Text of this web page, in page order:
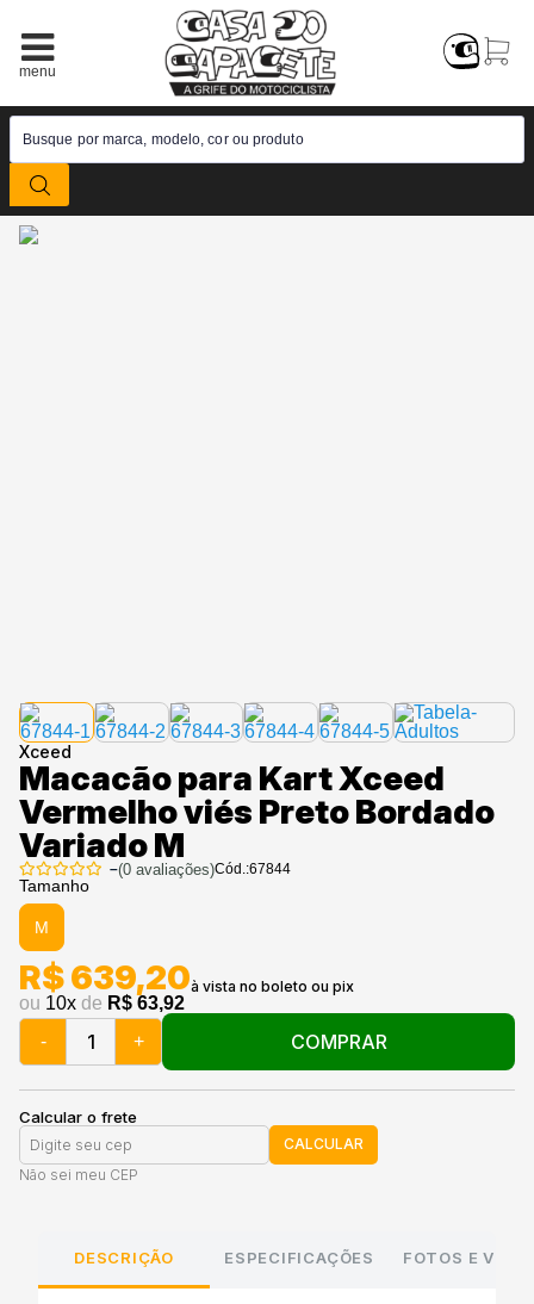
Xceed
Macacão para Kart Xceed
Vermelho viés Preto Bordado
Variado M
–(0avaliações)Cód.:67844
Tamanho
M
ou 10x de R$ 63,92
R$ 639,20
- + COMPRAR
Calcular o frete
CALCULAR
Não sei meu CEP
DESCRIÇÃO ESPECIFICAÇÕES FOTOS E